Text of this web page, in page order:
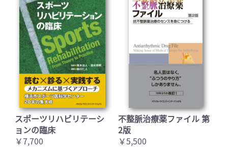
スポーツリハビリテーシ
ョンの臨床
￥7,700
不整脈治療薬ファイル 第
2版
￥5,500